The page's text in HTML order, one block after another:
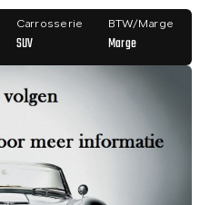
Carrosserie
SUV
BTW/Marge
Marge